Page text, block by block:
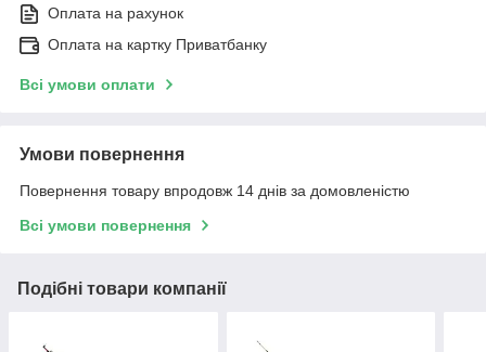
Оплата на рахунок
Оплата на картку Приватбанку
Всі умови оплати
Умови повернення
Повернення товару впродовж 14 днів за домовленістю
Всі умови повернення
Подібні товари компанії